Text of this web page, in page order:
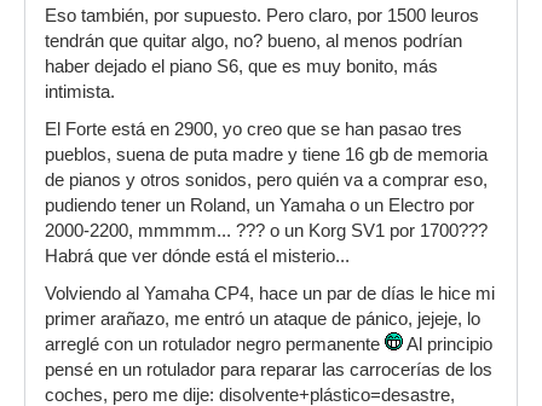
Eso también, por supuesto. Pero claro, por 1500 leuros
tendrán que quitar algo, no? bueno, al menos podrían
haber dejado el piano S6, que es muy bonito, más
intimista.
El Forte está en 2900, yo creo que se han pasao tres
pueblos, suena de puta madre y tiene 16 gb de memoria
de pianos y otros sonidos, pero quién va a comprar eso,
pudiendo tener un Roland, un Yamaha o un Electro por
2000-2200, mmmmm... ??? o un Korg SV1 por 1700???
Habrá que ver dónde está el misterio...
Volviendo al Yamaha CP4, hace un par de días le hice mi
primer arañazo, me entró un ataque de pánico, jejeje, lo
arreglé con un rotulador negro permanente
Al principio
pensé en un rotulador para reparar las carrocerías de los
coches, pero me dije: disolvente+plástico=desastre,